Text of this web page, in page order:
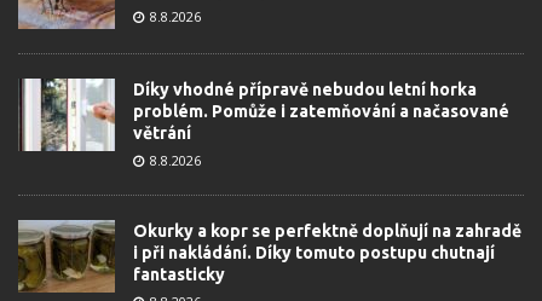
8.8.2026
Díky vhodné přípravě nebudou letní horka
problém. Pomůže i zatemňování a načasované
větrání
8.8.2026
Okurky a kopr se perfektně doplňují na zahradě
i při nakládání. Díky tomuto postupu chutnají
fantasticky